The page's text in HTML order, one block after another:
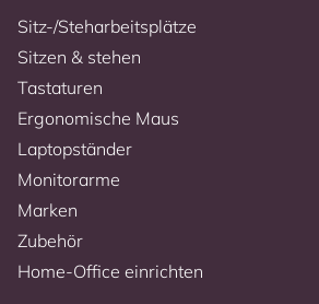
Sitz-/Steharbeitsplätze
Sitzen & stehen
Tastaturen
Ergonomische Maus
Laptopständer
Monitorarme
Marken
Zubehör
Home-Office einrichten